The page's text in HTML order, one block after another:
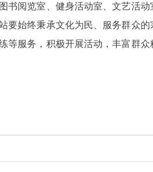
书阅览室、健身活动室、文艺活
要始终秉承文化为民、服务群众
等服务，积极开展活动，丰富群